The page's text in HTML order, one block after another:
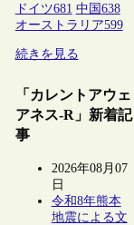
ドイツ681 中国 638
オーストラリア599
続きを見る
「カレントアウェ
アネス-R」新着記
事
2026年08月07
日
令和8年熊本
地震による文